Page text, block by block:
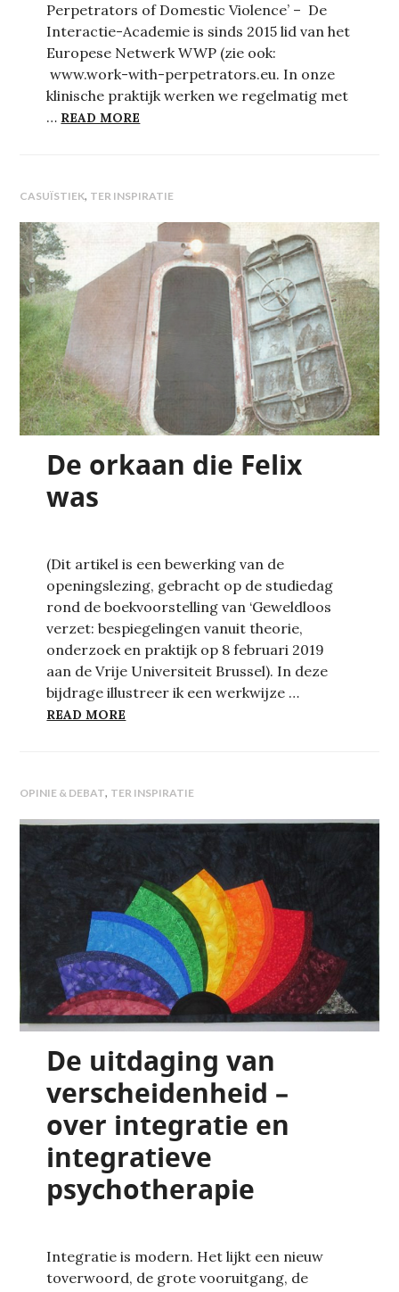
Perpetrators of Domestic Violence’ – De
Interactie-Academie is sinds 2015 lid van het
Europese Netwerk WWP (zie ook:
www.work-with-perpetrators.eu. In onze
klinische praktijk werken we regelmatig met
… READ MORE
CASUÏSTIEK, TER INSPIRATIE
De orkaan die Felix
was
(Dit artikel is een bewerking van de
openingslezing, gebracht op de studiedag
rond de boekvoorstelling van ‘Geweldloos
verzet: bespiegelingen vanuit theorie,
onderzoek en praktijk op 8 februari 2019
aan de Vrije Universiteit Brussel). In deze
bijdrage illustreer ik een werkwijze …
READ MORE
OPINIE & DEBAT, TER INSPIRATIE
De uitdaging van
verscheidenheid –
over integratie en
integratieve
psychotherapie
Integratie is modern. Het lijkt een nieuw
toverwoord, de grote vooruitgang, de